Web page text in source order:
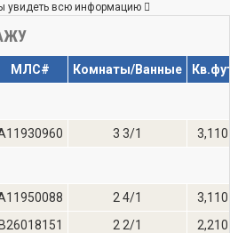
увидеть всю информацию
МЛС# Комнаты/Ванные
3 3/1 3,110
2 4/1
3,110
B26018151 2 2/1
2,210